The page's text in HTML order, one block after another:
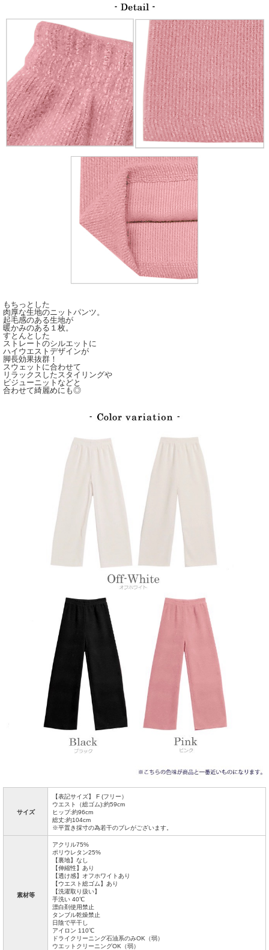
もちっとした
肉厚な生地のニットパンツ。
起毛感のある生地が
暖かみのある１枚。
すとんとした
ストレートのシルエットに
ハイウエストデザインが
脚長効果抜群！
スウェットに合わせて
リラックスしたスタイリングや
ビジューニットなどと
合わせて綺麗めにも◎
サイズ
【表記サイズ】 F (フリー）
ウエスト（総ゴム):約59cm
ヒップ:約96cm
総丈:約104cm
※平置き採寸の為若干のブレがございます。
素材等
アクリル75%
ポリウレタン25%
【裏地】なし
【伸縮性】あり
【透け感】オフホワイトあり
【ウエスト総ゴム】あり
【洗濯取り扱い】
手洗い 40℃
漂白剤使用禁止
タンブル乾燥禁止
日陰で平干し
アイロン 110℃
ドライクリーニング石油系のみOK（弱）
ウエットクリーニングOK（弱）